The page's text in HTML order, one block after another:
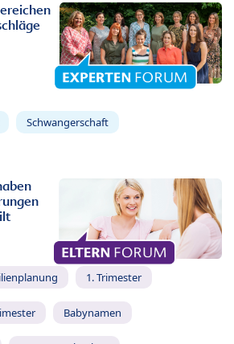
Schwangerschaft
1. Trimester
Babynamen